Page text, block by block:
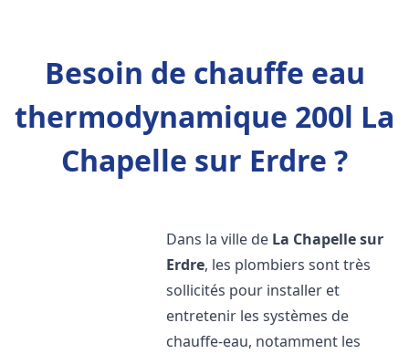
Besoin de chauffe eau
thermodynamique 200l La
Chapelle sur Erdre ?
Dans la ville de La Chapelle sur
Erdre, les plombiers sont très
sollicités pour installer et
entretenir les systèmes de
chauffe-eau, notamment les